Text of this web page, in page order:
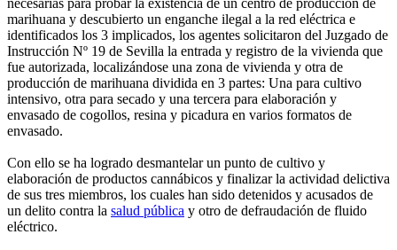
necesarias para probar la existencia de un centro de producción de
marihuana y descubierto un enganche ilegal a la red eléctrica e
identificados los 3 implicados, los agentes solicitaron del Juzgado de
Instrucción Nº 19 de Sevilla la entrada y registro de la vivienda que
fue autorizada, localizándose una zona de vivienda y otra de
producción de marihuana dividida en 3 partes: Una para cultivo
intensivo, otra para secado y una tercera para elaboración y
envasado de cogollos, resina y picadura en varios formatos de
envasado.
Con ello se ha logrado desmantelar un punto de cultivo y
elaboración de productos cannábicos y finalizar la actividad delictiva
de sus tres miembros, los cuales han sido detenidos y acusados de
un delito contra la salud pública y otro de defraudación de fluido
eléctrico.